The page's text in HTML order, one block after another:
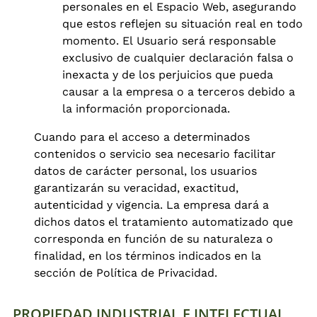
personales en el Espacio Web, asegurando
que estos reflejen su situación real en todo
momento. El Usuario será responsable
exclusivo de cualquier declaración falsa o
inexacta y de los perjuicios que pueda
causar a la empresa o a terceros debido a
la información proporcionada.
Cuando para el acceso a determinados
contenidos o servicio sea necesario facilitar
datos de carácter personal, los usuarios
garantizarán su veracidad, exactitud,
autenticidad y vigencia. La empresa dará a
dichos datos el tratamiento automatizado que
corresponda en función de su naturaleza o
finalidad, en los términos indicados en la
sección de Política de Privacidad.